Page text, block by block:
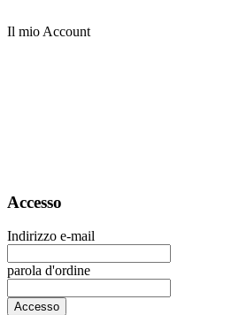
Il mio Account
Accesso
Indirizzo e-mail
parola d'ordine
Accesso